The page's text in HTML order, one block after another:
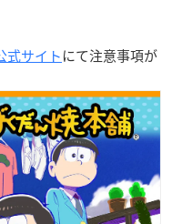
式サイトにて注意事項が